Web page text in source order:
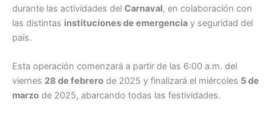
durante las actividades del Carnaval, en colaboración con
las distintas instituciones de emergencia y seguridad del
país.
Esta operación comenzará a partir de las 6:00 a.m. del
viernes 28 de febrero de 2025 y finalizará el miércoles 5 de
marzo de 2025, abarcando todas las festividades.